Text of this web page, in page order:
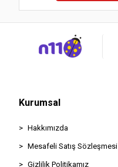
Kurumsal
Hakkımızda
Mesafeli Satış Sözleşmesi
Gizlilik Politikamız